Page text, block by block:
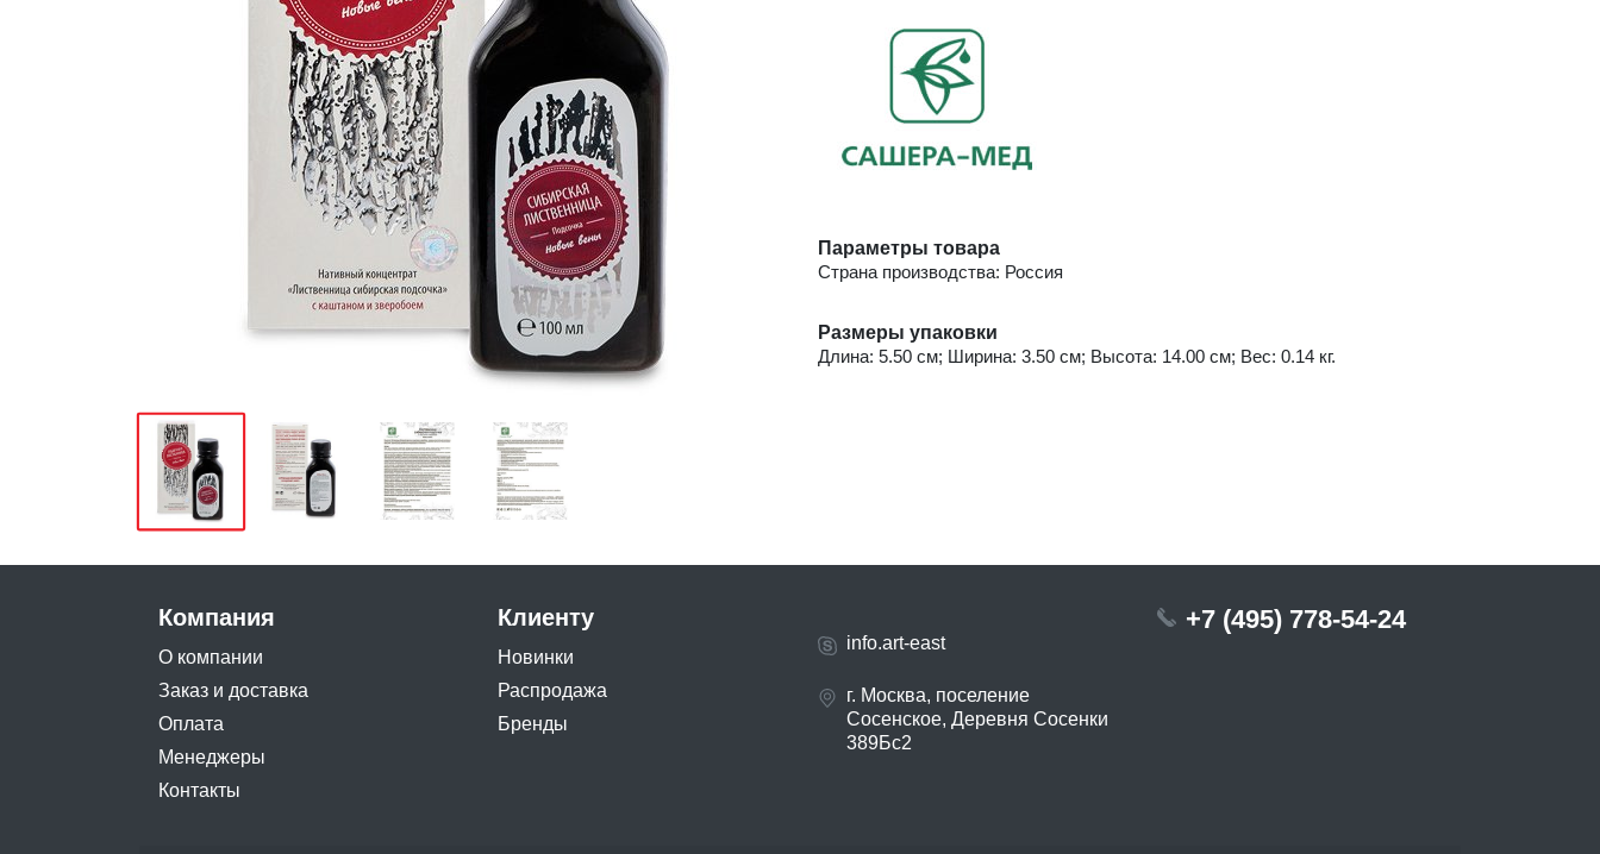
Параметры товара
Страна производства: Россия
Размеры упаковки
Длина: 5.50 см; Ширина: 3.50 см; Высота: 14.00 см; Вес: 0.14 кг.
Компания
О компании
Заказ и доставка
Оплата
Менеджеры
Контакты
Клиенту
Новинки
Распродажа
Бренды
info.art-east
г. Москва, поселение
Сосенское, Деревня Сосенки
389Бс2
+7 (495) 778-54-24